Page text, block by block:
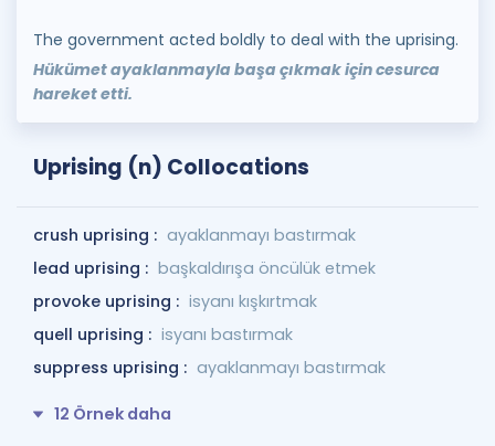
The government acted boldly to deal with the uprising.
Hükümet ayaklanmayla başa çıkmak için cesurca
hareket etti.
Uprising (n) Collocations
crush uprising : ayaklanmayı bastırmak
lead uprising : başkaldırışa öncülük etmek
provoke uprising : isyanı kışkırtmak
quell uprising : isyanı bastırmak
suppress uprising : ayaklanmayı bastırmak
12 Örnek daha